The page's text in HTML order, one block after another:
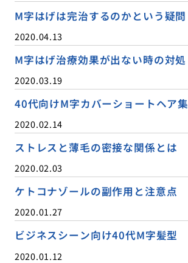
M字はげは完治するのかという疑問
2020.04.13
M字はげ治療効果が出ない時の対処
2020.03.19
40代向けM字カバーショートヘア集
2020.02.14
ストレスと薄毛の密接な関係とは
2020.02.03
ケトコナゾールの副作用と注意点
2020.01.27
ビジネスシーン向け40代M字髪型
2020.01.12